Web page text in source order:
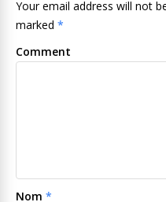
Your email address will not
marked *
Comment
Nom *